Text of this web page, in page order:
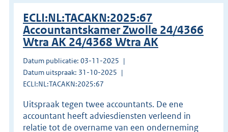
ECLI:NL:TACAKN:2025:67
Accountantskamer Zwolle 24/4366
Wtra AK 24/4368 Wtra AK
Datum publicatie: 03-11-2025
Datum uitspraak: 31-10-2025
ECLI:NL:TACAKN:2025:67
Uitspraak tegen twee accountants. De ene
accountant heeft adviesdiensten verleend in
relatie tot de overname van een onderneming